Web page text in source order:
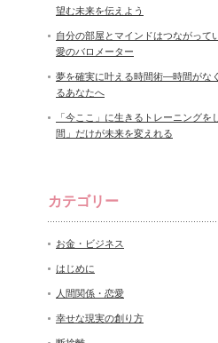
望む未来を伝えよう
自分の部屋とマインドはつながって
愛のバロメーター
夢を確実に叶える時間術―時間がな
るあなたへ
「今ここ」に生きるトレーニング
間」だけが未来を変えれる
カテゴリー
お金・ビジネス
はじめに
人間関係・恋愛
幸せな現実の創り方